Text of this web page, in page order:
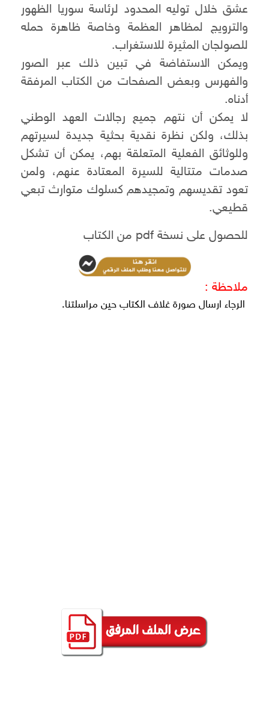
عشق خلال توليه المحدود لرئاسة سوريا الظهور
والترويج لمظاهر العظمة وخاصة ظاهرة حمله
للصولجان المثيرة للاستغراب.
ويمكن الاستفاضة في تبين ذلك عبر الصور
والفهرس وبعض الصفحات من الكتاب المرفقة
أدناه.
لا يمكن أن نتهم جميع رجالات العهد الوطني
بذلك، ولكن نظرة نقدية بحثية جديدة لسيرتهم
وللوثائق الفعلية المتعلقة بهم، يمكن أن تشكل
صدمات متتالية للسيرة المعتادة عنهم، ولمن
تعود تقديسهم وتمجيدهم كسلوك متوارث تبعي
قطيعي.
للحصول على نسخة pdf من الكتاب
ملاحظة :
الرجاء ارسال صورة غلاف الكتاب حين مراسلتنا.